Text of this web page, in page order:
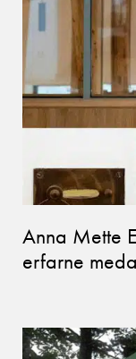
Anna Mette
erfarne